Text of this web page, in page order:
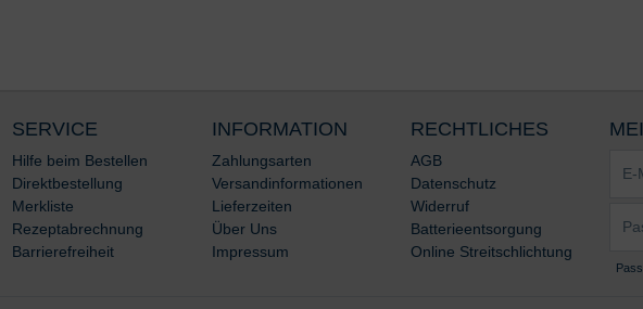
SERVICE
Hilfe beim Bestellen
Direktbestellung
Merkliste
Rezeptabrechnung
Barrierefreiheit
INFORMATION
Zahlungsarten
Versandinformationen
Lieferzeiten
Über Uns
Impressum
RECHTLICHES
AGB
Datenschutz
Widerruf
Batterieentsorgung
Online Streitschlichtung
Mail-